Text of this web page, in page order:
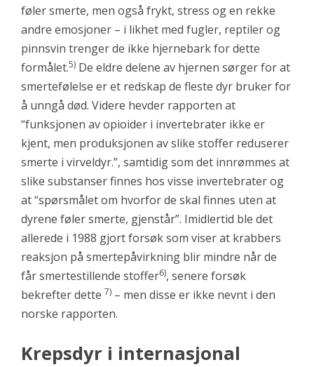
føler smerte, men også frykt, stress og en rekke
andre emosjoner – i likhet med fugler, reptiler og
pinnsvin trenger de ikke hjernebark for dette
formålet.5) De eldre delene av hjernen sørger for at
smertefølelse er et redskap de fleste dyr bruker for
å unngå død. Videre hevder rapporten at
“funksjonen av opioider i invertebrater ikke er
kjent, men produksjonen av slike stoffer reduserer
smerte i virveldyr.”, samtidig som det innrømmes at
slike substanser finnes hos visse invertebrater og
at “spørsmålet om hvorfor de skal finnes uten at
dyrene føler smerte, gjenstår”. Imidlertid ble det
allerede i 1988 gjort forsøk som viser at krabbers
reaksjon på smertepåvirkning blir mindre når de
får smertestillende stoffer6), senere forsøk
bekrefter dette 7) – men disse er ikke nevnt i den
norske rapporten.
Krepsdyr i internasjonal